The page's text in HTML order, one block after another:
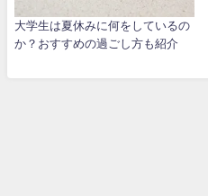
大学生は夏休みに何をしているの
か？おすすめの過ごし方も紹介